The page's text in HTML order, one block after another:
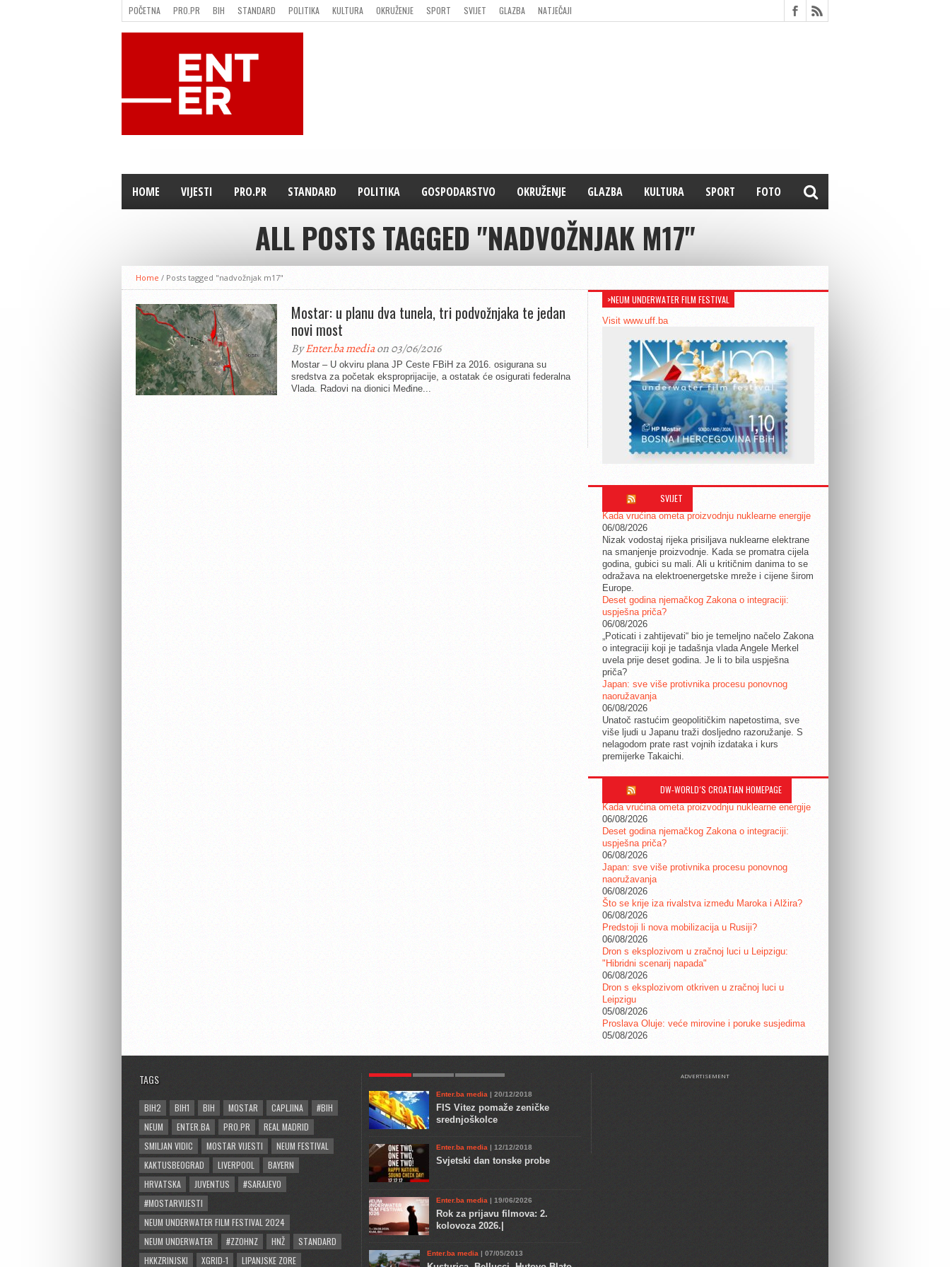
POČETNA PRO.PR BIH STANDARD POLITIKA KULTURA OKRUŽENJE SPORT SVIJET GLAZBA
NATJEČAJI
FILMING LOCATION IN BH
KONTAKT
HOME VIJESTI PRO.PR STANDARD POLITIKA GOSPODARSTVO OKRUŽENJE GLAZBA KULTURA SPORT FOTO
ALL POSTS TAGGED "NADVOŽNJAK M17"
Home / Posts tagged "nadvožnjak m17"
Mostar: u planu dva tunela, tri podvožnjaka te jedan
novi most
ByEnter.ba mediaon 03/06/2016
Mostar – U okviru plana JP Ceste FBiH za 2016. osigurana su
sredstva za početak eksproprijacije, a ostatak će osigurati federalna
Vlada. Radovi na dionici Međine...
>NEUM UNDERWATER FILM FESTIVAL
Visit www.uff.ba
SVIJET
Kada vrućina ometa proizvodnju nuklearne energije
06/08/2026
Nizak vodostaj rijeka prisiljava nuklearne elektrane
na smanjenje proizvodnje. Kada se promatra cijela
godina, gubici su mali. Ali u kritičnim danima to se
odražava na elektroenergetske mreže i cijene širom
Europe.
Deset godina njemačkog Zakona o integraciji:
uspješna priča?
06/08/2026
„Poticati i zahtijevati“ bio je temeljno načelo Zakona
o integraciji koji je tadašnja vlada Angele Merkel
uvela prije deset godina. Je li to bila uspješna
priča?
Japan: sve više protivnika procesu ponovnog
naoružavanja
06/08/2026
Unatoč rastućim geopolitičkim napetostima, sve
više ljudi u Japanu traži dosljedno razoružanje. S
nelagodom prate rast vojnih izdataka i kurs
premijerke Takaichi.
DW-WORLD´S CROATIAN HOMEPAGE
Kada vrućina ometa proizvodnju nuklearne energije
06/08/2026
Deset godina njemačkog Zakona o integraciji:
uspješna priča?
06/08/2026
Japan: sve više protivnika procesu ponovnog
naoružavanja
06/08/2026
Što se krije iza rivalstva između Maroka i Alžira?
06/08/2026
Predstoji li nova mobilizacija u Rusiji?
06/08/2026
Dron s eksplozivom u zračnoj luci u Leipzigu:
"Hibridni scenarij napada"
06/08/2026
Dron s eksplozivom otkriven u zračnoj luci u
Leipzigu
05/08/2026
Proslava Oluje: veće mirovine i poruke susjedima
05/08/2026
TAGS
BIH2 BIH1 BIH MOSTAR CAPLJINA
#BIH
NEUM
ENTER.BA PRO.PR
REAL MADRID
SMILJAN VIDIC
MOSTAR VIJESTI
NEUM FESTIVAL
KAKTUSBEOGRAD
LIVERPOOL
BAYERN
HRVATSKA
JUVENTUS
#SARAJEVO
#MOSTARVIJESTI
NEUM UNDERWATER FILM FESTIVAL 2024
NEUM UNDERWATER
#ZZOHNZ HNŽ
STANDARD
HKKZRINJSKI
XGRID-1 LIPANJSKE ZORE
Enter.ba media | 20/12/2018
FIS Vitez pomaže zeničke
srednjoškolce
Enter.ba media | 12/12/2018
Svjetski dan tonske probe
Enter.ba media | 19/06/2026
Rok za prijavu filmova: 2.
kolovoza 2026.|
Enter.ba media | 07/05/2013
ADVERTISEMENT